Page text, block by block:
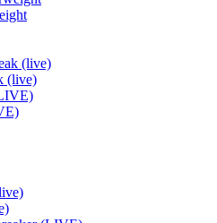
(live)